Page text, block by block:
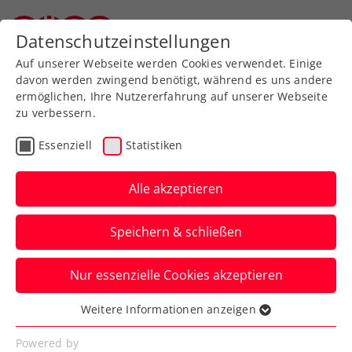
Zurück zur Newsübersicht
Rollstuhltennis
ITF Wiesbaden: Grabher-
Siegesserie erst im
nächsten Finale gestoppt
Und mehrere weitere ÖTV-Asse
verbuchen Finals, Gregor Ramskogler und
Datenschutzeinstellungen
Auf unserer Webseite werden Cookies verwendet. Einige
davon werden zwingend benötigt, während es uns andere
ermöglichen, Ihre Nutzererfahrung auf unserer Webseite
zu verbessern.
Essenziell Statistiken
Alle akzeptieren
Speichern & schließen
Nur essenzielle Cookies akzeptieren
Essenziell
Essenzielle Cookies werden für grundlegende
Weitere Informationen anzeigen
Powered by